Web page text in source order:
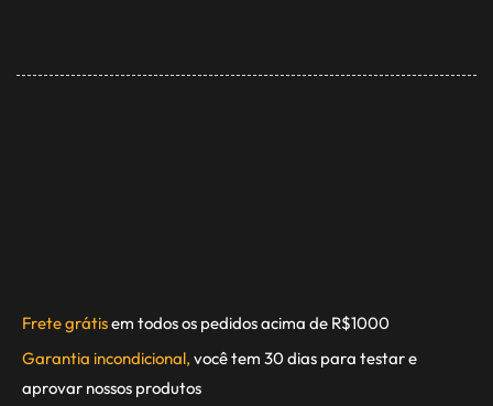
Frete grátisem todos os pedidos acima de R$1000
Garantia incondicional, você tem 30 dias para testar e
aprovar nossos produtos